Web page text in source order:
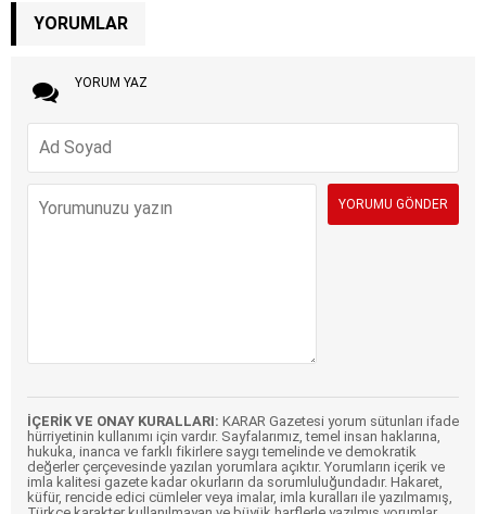
YORUMLAR
YORUM YAZ
İÇERİK VE ONAY KURALLARI: KARAR Gazetesi yorum sütunları ifade
hürriyetinin kullanımı için vardır. Sayfalarımız, temel insan haklarına,
hukuka, inanca ve farklı fikirlere saygı temelinde ve demokratik
değerler çerçevesinde yazılan yorumlara açıktır. Yorumların içerik ve
imla kalitesi gazete kadar okurların da sorumluluğundadır. Hakaret,
küfür, rencide edici cümleler veya imalar, imla kuralları ile yazılmamış,